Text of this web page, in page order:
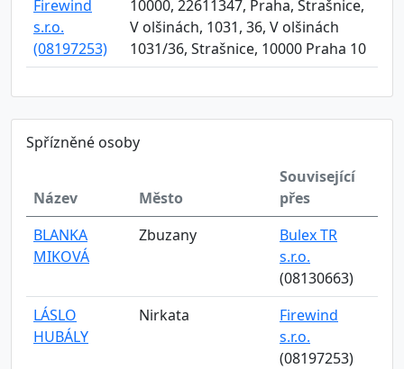
Firewind
s.r.o.
(08197253)
10000, 22611347, Praha, Strašnice,
V olšinách, 1031, 36, V olšinách
1031/36, Strašnice, 10000 Praha 10
Spřízněné osoby
Název Město
Související
přes
BLANKA
MIKOVÁ
Zbuzany
Bulex TR
s.r.o.
(08130663)
LÁSLO
HUBÁLY
Nirkata
Firewind
s.r.o.
(08197253)